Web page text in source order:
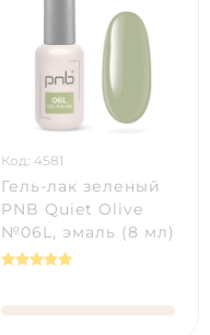
Код: 4581
Гель-лак зеленый
PNB Quiet Olive
№06L, эмаль (8 мл)